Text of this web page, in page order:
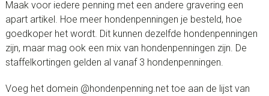
Maak voor iedere penning met een andere gravering een
apart artikel. Hoe meer hondenpenningen je besteld, hoe
goedkoper het wordt. Dit kunnen dezelfde hondenpenningen
zijn, maar mag ook een mix van hondenpenningen zijn. De
staffelkortingen gelden al vanaf 3 hondenpenningen.
Voeg het domein @hondenpenning.net toe aan de lijst van